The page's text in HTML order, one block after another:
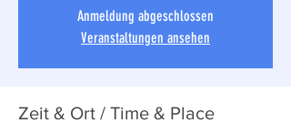
Anmeldung abgeschlossen
Veranstaltungen ansehen
Zeit & Ort / Time & Place